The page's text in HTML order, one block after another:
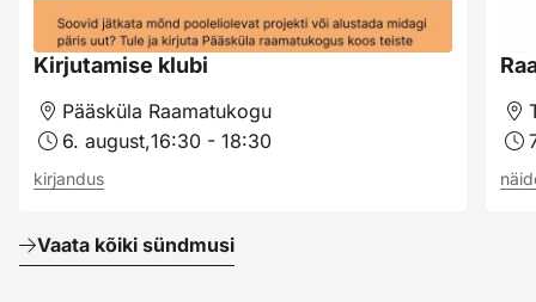
Kirjutamise klubi
Pääsküla Raamatukogu
6. august,16:30 - 18:30
kirjandus
Vaata kõiki sündmusi